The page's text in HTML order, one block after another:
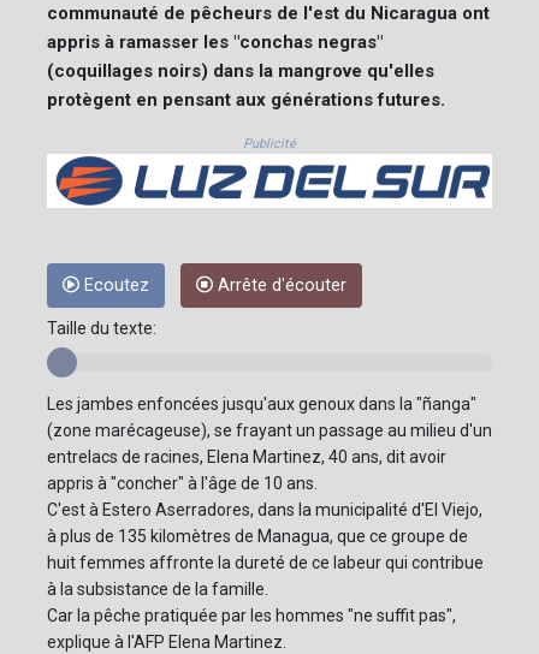
communauté de pêcheurs de l'est du Nicaragua ont
appris à ramasser les "conchas negras"
(coquillages noirs) dans la mangrove qu'elles
protègent en pensant aux générations futures.
Publicité
Ecoutez Arrête d'écouter
Taille du texte:
Les jambes enfoncées jusqu'aux genoux dans la "ñanga"
(zone marécageuse), se frayant un passage au milieu d'un
entrelacs de racines, Elena Martinez, 40 ans, dit avoir
appris à "concher" à l'âge de 10 ans.
C'est à Estero Aserradores, dans la municipalité d'El Viejo,
à plus de 135 kilomètres de Managua, que ce groupe de
huit femmes affronte la dureté de ce labeur qui contribue
à la subsistance de la famille.
Car la pêche pratiquée par les hommes "ne suffit pas",
explique à l'AFP Elena Martinez.